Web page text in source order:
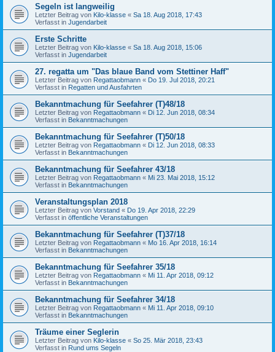
Segeln ist langweilig
Letzter Beitrag von Kilo-klasse « Sa 18. Aug 2018, 17:43
Verfasst in Jugendarbeit
Erste Schritte
Letzter Beitrag von Kilo-klasse « Sa 18. Aug 2018, 15:06
Verfasst in Jugendarbeit
27. regatta um "Das blaue Band vom Stettiner Haff"
Letzter Beitrag von Regattaobmann « Do 19. Jul 2018, 20:21
Verfasst in Regatten und Ausfahrten
Bekanntmachung für Seefahrer (T)48/18
Letzter Beitrag von Regattaobmann « Di 12. Jun 2018, 08:34
Verfasst in Bekanntmachungen
Bekanntmachung für Seefahrer (T)50/18
Letzter Beitrag von Regattaobmann « Di 12. Jun 2018, 08:33
Verfasst in Bekanntmachungen
Bekanntmachung für Seefahrer 43/18
Letzter Beitrag von Regattaobmann « Mi 23. Mai 2018, 15:12
Verfasst in Bekanntmachungen
Veranstaltungsplan 2018
Letzter Beitrag von Vorstand « Do 19. Apr 2018, 22:29
Verfasst in öffentliche Veranstaltungen
Bekanntmachung für Seefahrer (T)37/18
Letzter Beitrag von Regattaobmann « Mo 16. Apr 2018, 16:14
Verfasst in Bekanntmachungen
Bekanntmachung für Seefahrer 35/18
Letzter Beitrag von Regattaobmann « Mi 11. Apr 2018, 09:12
Verfasst in Bekanntmachungen
Bekanntmachung für Seefahrer 34/18
Letzter Beitrag von Regattaobmann « Mi 11. Apr 2018, 09:10
Verfasst in Bekanntmachungen
Träume einer Seglerin
Letzter Beitrag von Kilo-klasse « So 25. Mär 2018, 23:43
Verfasst in Rund ums Segeln